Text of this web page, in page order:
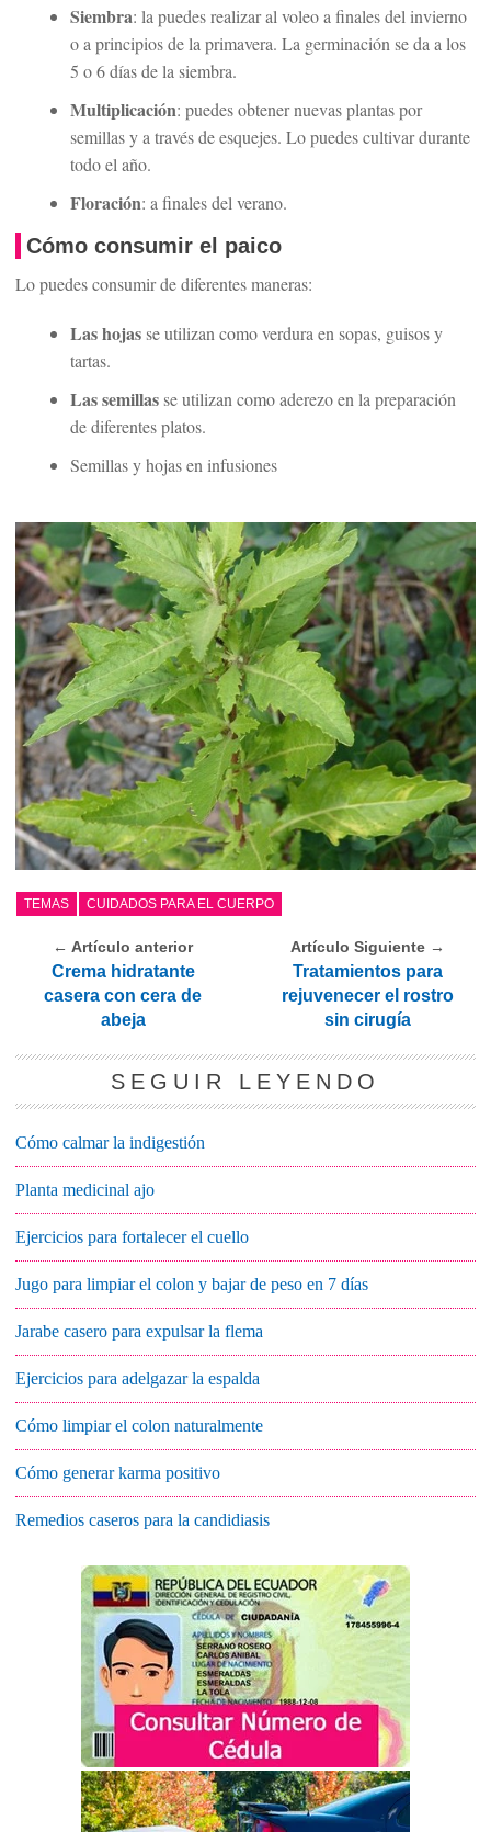
Siembra: la puedes realizar al voleo a finales del invierno
o a principios de la primavera. La germinación se da a los
5 o 6 días de la siembra.
Multiplicación: puedes obtener nuevas plantas por
semillas y a través de esquejes. Lo puedes cultivar durante
todo el año.
Floración: a finales del verano.
Cómo consumir el paico
Lo puedes consumir de diferentes maneras:
Las hojasse utilizan como verdura en sopas, guisos y
tartas.
Las semillasse utilizan como aderezo en la preparación
de diferentes platos.
Semillas y hojas en infusiones
TEMAS CUIDADOS PARA EL CUERPO
← Artículo anterior
Crema hidratante
casera con cera de
abeja
Artículo Siguiente →
Tratamientos para
rejuvenecer el rostro
sin cirugía
SEGUIR LEYENDO
Cómo calmar la indigestión
Planta medicinal ajo
Ejercicios para fortalecer el cuello
Jugo para limpiar el colon y bajar de peso en 7 días
Jarabe casero para expulsar la flema
Ejercicios para adelgazar la espalda
Cómo limpiar el colon naturalmente
Cómo generar karma positivo
Remedios caseros para la candidiasis